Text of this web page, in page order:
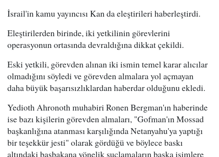
İsrail'in kamu yayıncısı Kan da eleştirileri haberleştirdi.
Eleştirilerden birinde, iki yetkilinin görevlerini
operasyonun ortasında devraldığına dikkat çekildi.
Eski yetkili, görevden alınan iki ismin temel karar alıcılar
olmadığını söyledi ve görevden almalara yol açmayan
daha büyük başarısızlıklardan haberdar olduğunu ekledi.
Yedioth Ahronoth muhabiri Ronen Bergman'ın haberinde
ise bazı kişilerin görevden almaları, "Gofman'ın Mossad
başkanlığına atanması karşılığında Netanyahu'ya yaptığı
bir teşekkür jesti" olarak gördüğü ve böylece baskı
altındaki başbakana yönelik suçlamaların başka isimlere